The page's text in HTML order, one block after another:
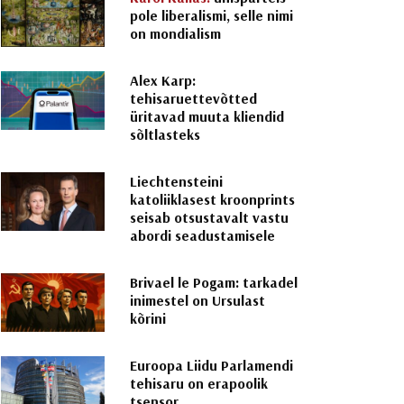
pole liberalismi, selle nimi
on mondialism
Alex Karp:
tehisaruettevõtted
üritavad muuta kliendid
sõltlasteks
Liechtensteini
katoliiklasest kroonprints
seisab otsustavalt vastu
abordi seadustamisele
Brivael le Pogam: tarkadel
inimestel on Ursulast
kõrini
Euroopa Liidu Parlamendi
tehisaru on erapoolik